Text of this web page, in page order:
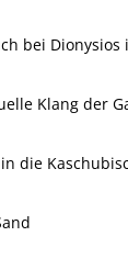
bei Dionysios
Klang der
die